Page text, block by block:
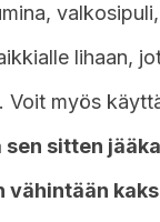
lihaan,
Voit myös
sen sitten
vähintään